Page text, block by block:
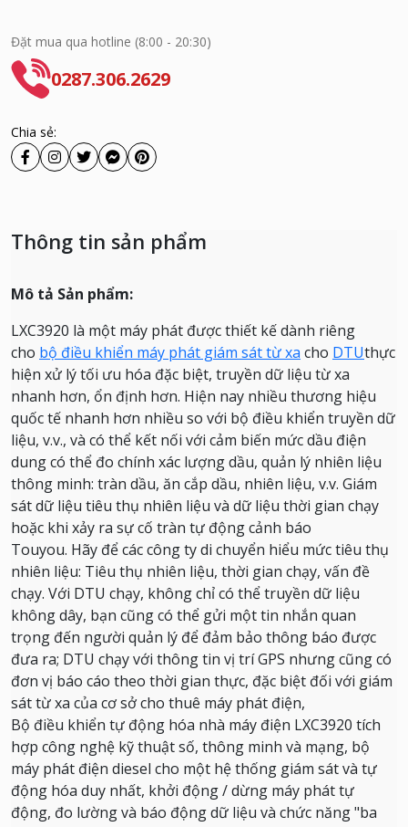
Đặt mua qua hotline (8:00 - 20:30)
0287.306.2629
Chia sẻ:
Thông tin sản phẩm
Mô tả Sản phẩm:
LXC3920 là một máy phát được thiết kế dành riêng
cho bộ điều khiển máy phát giám sát từ xa cho DTUthực
hiện xử lý tối ưu hóa đặc biệt, truyền dữ liệu từ xa
nhanh hơn, ổn định hơn. Hiện nay nhiều thương hiệu
quốc tế nhanh hơn nhiều so với bộ điều khiển truyền dữ
liệu, v.v., và có thể kết nối với cảm biến mức dầu điện
dung có thể đo chính xác lượng dầu, quản lý nhiên liệu
thông minh: tràn dầu, ăn cắp dầu, nhiên liệu, v.v. Giám
sát dữ liệu tiêu thụ nhiên liệu và dữ liệu thời gian chạy
hoặc khi xảy ra sự cố tràn tự động cảnh báo
Touyou. Hãy để các công ty di chuyển hiểu mức tiêu thụ
nhiên liệu: Tiêu thụ nhiên liệu, thời gian chạy, vấn đề
chạy. Với DTU chạy, không chỉ có thể truyền dữ liệu
không dây, bạn cũng có thể gửi một tin nhắn quan
trọng đến người quản lý để đảm bảo thông báo được
đưa ra; DTU chạy với thông tin vị trí GPS nhưng cũng có
đơn vị báo cáo theo thời gian thực, đặc biệt đối với giám
sát từ xa của cơ sở cho thuê máy phát điện,
Bộ điều khiển tự động hóa nhà máy điện LXC3920 tích
hợp công nghệ kỹ thuật số, thông minh và mạng, bộ
máy phát điện diesel cho một hệ thống giám sát và tự
động hóa duy nhất, khởi động / dừng máy phát tự
động, đo lường và báo động dữ liệu và chức năng "ba